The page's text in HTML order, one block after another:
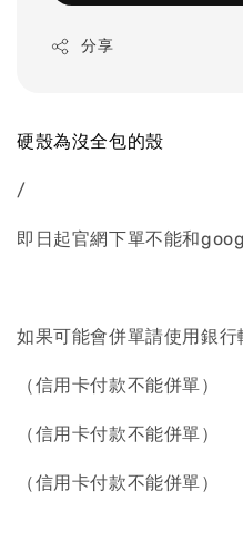
分享
硬殼為沒全包的殼
/
即日起官網下單不能和
如果可能會併單請使用銀行
（信用卡付款不能併單）
（信用卡付款不能併單）
（信用卡付款不能併單）